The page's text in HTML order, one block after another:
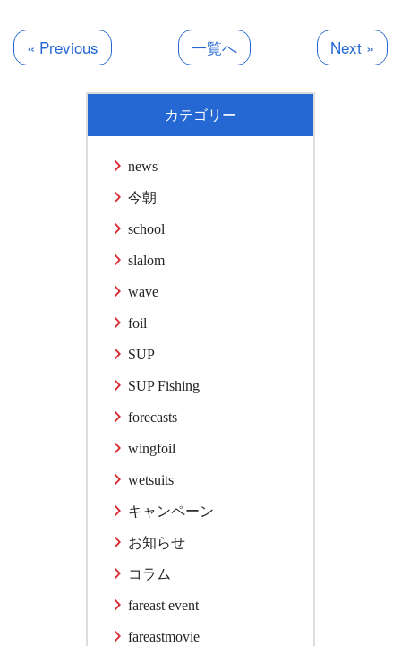
« Previous 一覧へ Next »
カテゴリー
news
今朝
school
slalom
wave
foil
SUP
SUP Fishing
forecasts
wingfoil
wetsuits
キャンペーン
お知らせ
コラム
fareast event
fareastmovie